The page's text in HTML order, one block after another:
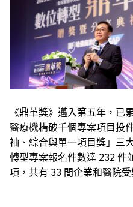
《鼎革獎》邁入第五年，已
醫療機構破千個專案項目投
袖、綜合與單一項目獎」三
轉型專案報名件數達 232 件
項，共有 33 間企業和醫院